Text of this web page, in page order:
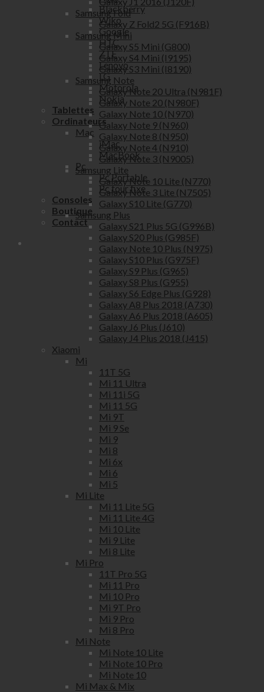
Blackberry
Wiko
Google
HTC
ZTE
Lenovo
LG
Motorola
Nokia
Tablettes
Ordinateurs
Mac
iMac
MacBook
Pc
Pc Portable
Pc tour fixe
Consoles
Boutique
Contact
Samsung Fold
Galaxy Z Fold2 5G (F916B)
Samsung Mini
Galaxy S5 Mini (G800)
Galaxy S4 Mini (I9195)
Galaxy S3 Mini (I8190)
Samsung Note
Galaxy Note 20 Ultra (N981F)
Galaxy Note 20 (N980F)
Galaxy Note 10 (N970)
Galaxy Note 9 (N960)
Galaxy Note 8 (N950)
Galaxy Note 4 (N910)
Galaxy Note 3 (N9005)
Samsung Lite
Galaxy Note 10 Lite (N770)
Galaxy Note 3 Lite (N7505)
Galaxy S10 Lite (G770)
Samsung Plus
Galaxy S21 Plus 5G (G996B)
Galaxy S20 Plus (G985F)
Galaxy Note 10 Plus (N975)
Galaxy S10 Plus (G975F)
Galaxy S9 Plus (G965)
Galaxy S8 Plus (G955)
Galaxy S6 Edge Plus (G928)
Galaxy A8 Plus 2018 (A730)
Galaxy A6 Plus 2018 (A605)
Galaxy J6 Plus (J610)
Galaxy J4 Plus 2018 (J415)
Xiaomi
Mi
11T 5G
Mi 11 Ultra
Mi 11i 5G
Mi 11 5G
Mi 9T
Mi 9 Se
Mi 9
Mi 8
Mi 6x
Mi 6
Mi 5
Mi Lite
Mi 11 Lite 5G
Mi 11 Lite 4G
Mi 10 Lite
Mi 9 Lite
Mi 8 Lite
Mi Pro
11T Pro 5G
Mi 11 Pro
Mi 10 Pro
Mi 9T Pro
Mi 9 Pro
Mi 8 Pro
Mi Note
Mi Note 10 Lite
Mi Note 10 Pro
Mi Note 10
Mi Max & Mix